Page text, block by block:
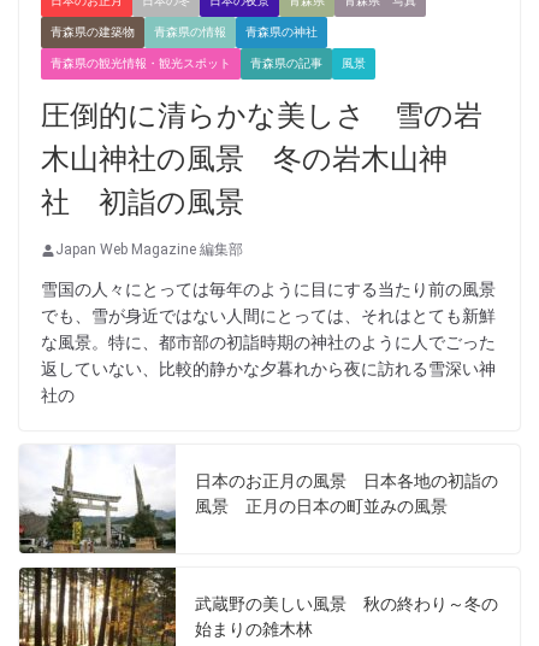
青森県の建築物 青森県の情報 青森県の神社
青森県の観光情報・観光スポット 青森県の記事 風景
圧倒的に清らかな美しさ 雪の岩
木山神社の風景 冬の岩木山神
社 初詣の風景
Japan Web Magazine 編集部
雪国の人々にとっては毎年のように目にする当たり前の風景
でも、雪が身近ではない人間にとっては、それはとても新鮮
な風景。特に、都市部の初詣時期の神社のように人でごった
返していない、比較的静かな夕暮れから夜に訪れる雪深い神
社の
日本のお正月の風景 日本各地の初詣の
風景 正月の日本の町並みの風景
武蔵野の美しい風景 秋の終わり～冬の
始まりの雑木林